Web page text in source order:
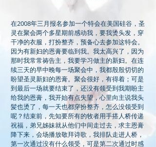
在2008年三月报名参加一个特会在美国硅谷，圣
灵在聚会两个多星期前感动我，要我烫头发，穿
干净的衣服，打扮整齐，预备心去参加这特会。
因为有新妇的恩膏要临到我。我太高兴了，因为
那时我常常祷告主，我要学习做主的新妇。在连
续三天的早中晚每一场聚会中，我都殷殷切切的
盼望圣灵新妇的恩膏。聚会很好，有得着；可是
到最后一场就要结束了，还没有领受到我期盼主
给我的恩膏，我开始有点失望，心里向主说我头
髪也烫了，每一天也都穿扮整齐，怎么没领受到
呢？结束前，先知要所有的牧者用手搭人桥传递
祝福，弟兄姊妹就从他们中间走过去，求主恩膏
降下来，会场播放敬拜诗歌，我排队走进人桥，
第一次通过没有什么领受，可是第二次通过时感